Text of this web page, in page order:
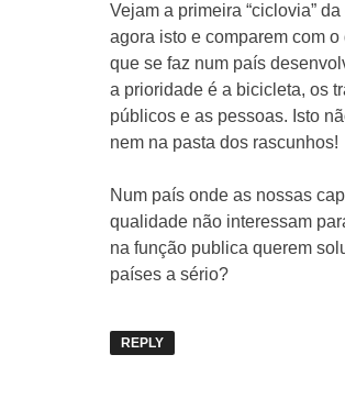
Vejam a primeira “ciclovia”
agora isto e comparem com o
que se faz num país
a prioridade é a bicicleta, os
públicos e as pessoas. Isto
nem na pasta dos rascunhos!
Num país onde as nossas
qualidade não interessam
na função publica querem
países a sério?
REPLY